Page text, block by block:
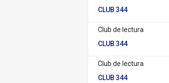
CLUB 344
Club de lectura
CLUB 344
Club de lectura
CLUB 344